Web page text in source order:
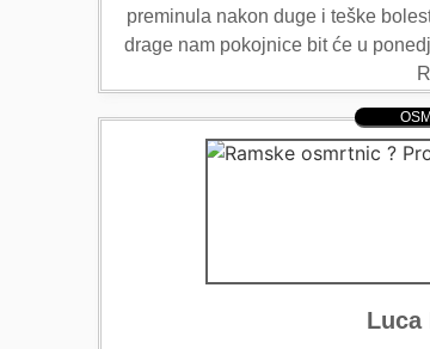
preminula nakon duge i teške
drage nam pokojnice bit će u
Luca